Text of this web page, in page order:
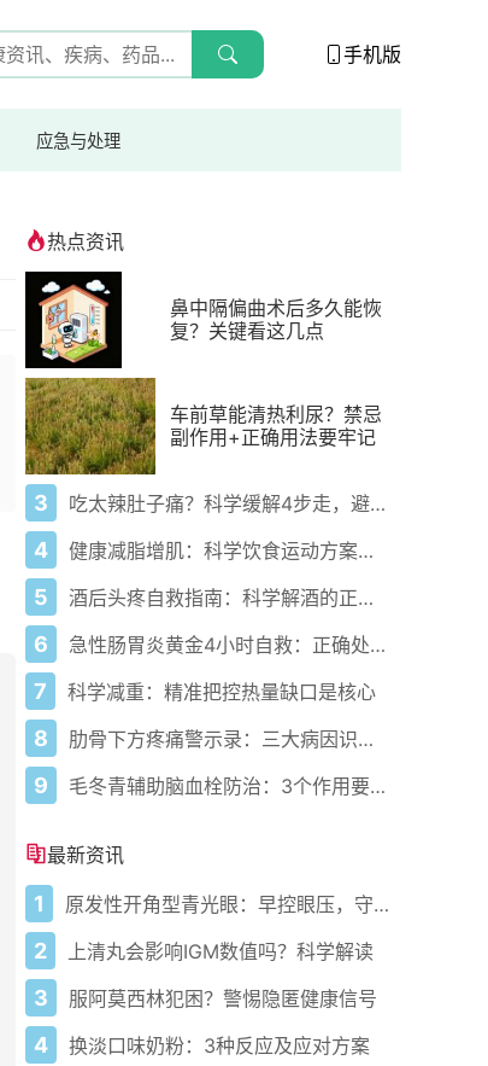
手机版
应急与处理
热点资讯
鼻中隔偏曲术后多久能恢
复？关键看这几点
车前草能清热利尿？禁忌
副作用+正确用法要牢记
3 吃太辣肚子痛？科学缓解4步走，避免“辣出胃炎”
4 健康减脂增肌：科学饮食运动方案，助你高效达成目标
5 酒后头疼自救指南：科学解酒的正确打开方式
6 急性肠胃炎黄金4小时自救：正确处置与误区避坑关键
7 科学减重：精准把控热量缺口是核心
8 肋骨下方疼痛警示录：三大病因识别指南
9 毛冬青辅助脑血栓防治：3个作用要清楚，别乱用药
最新资讯
1 原发性开角型青光眼：早控眼压，守护清晰视界
2 上清丸会影响IGM数值吗？科学解读
3 服阿莫西林犯困？警惕隐匿健康信号
4 换淡口味奶粉：3种反应及应对方案